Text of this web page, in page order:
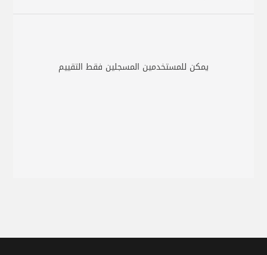
يمكن للمستخدمين المسجلين فقط التقييم